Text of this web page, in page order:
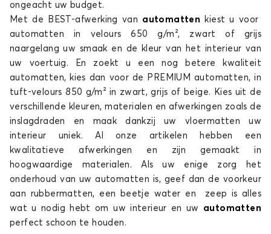
ongeacht uw budget.
Met de BEST-afwerking van automatten kiest u voor
automatten in velours 650 g/m², zwart of grijs
naargelang uw smaak en de kleur van het interieur van
uw voertuig. En zoekt u een nog betere kwaliteit
automatten, kies dan voor de PREMIUM automatten, in
tuft-velours 850 g/m² in zwart, grijs of beige. Kies uit de
verschillende kleuren, materialen en afwerkingen zoals de
inslagdraden en maak dankzij uw vloermatten uw
interieur uniek. Al onze artikelen hebben een
kwalitatieve afwerkingen en zijn gemaakt in
hoogwaardige materialen. Als uw enige zorg het
onderhoud van uw automatten is, geef dan de voorkeur
aan rubbermatten, een beetje water en zeep is alles
wat u nodig hebt om uw interieur en uw automatten
perfect schoon te houden.